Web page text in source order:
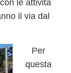
le attività
il via dal
Per
questa